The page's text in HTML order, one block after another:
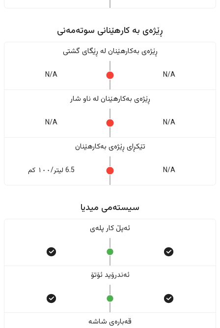
ڕێژەى به کارهێنانی سوتەمەنی
ڕێژەى بەکارهێنان له ڕێگای گشتی
N/A
N/A
ڕێژەى بەکارهێنان له ناو شار
N/A
N/A
تێکڕای ڕێژەى بەکارهێنان
N/A 6.5 لیتر/١٠٠ کم
سیستەمی میدیا
ئەپڵ کار پلەی
ئەندرۆید ئۆتۆ
قەبارەی شاشە